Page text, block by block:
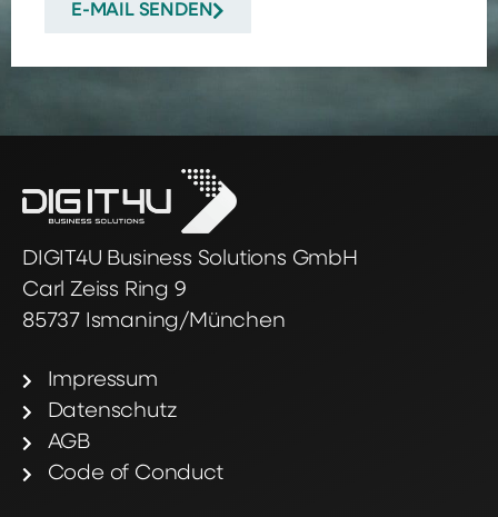
E-MAIL SENDEN
DIGIT4U Business Solutions GmbH
Carl Zeiss Ring 9
85737 Ismaning/München
Impressum
Datenschutz
AGB
Code of Conduct